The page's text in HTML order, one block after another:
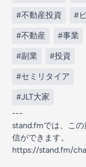
#不動産投資 #
#不動産 #事業
#副業 #投資
#セミリタイア
#JLT大家
---
stand.fmでは、こ
信ができます。
https://stand.fm/